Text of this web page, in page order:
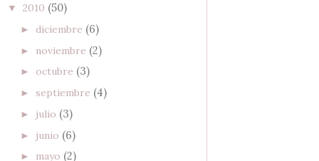
▼ 2010 (50)
► diciembre (6)
► noviembre (2)
► octubre (3)
► septiembre (4)
► julio (3)
► junio (6)
► mayo (2)